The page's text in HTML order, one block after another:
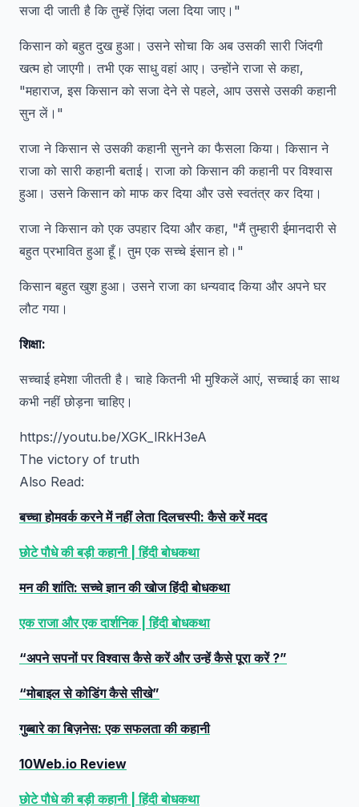
सजा दी जाती है कि तुम्हें ज़िंदा जला दिया जाए।"
किसान को बहुत दुख हुआ। उसने सोचा कि अब उसकी सारी जिंदगी
खत्म हो जाएगी। तभी एक साधु वहां आए। उन्होंने राजा से कहा,
"महाराज, इस किसान को सजा देने से पहले, आप उससे उसकी कहानी
सुन लें।"
राजा ने किसान से उसकी कहानी सुनने का फैसला किया। किसान ने
राजा को सारी कहानी बताई। राजा को किसान की कहानी पर विश्वास
हुआ। उसने किसान को माफ कर दिया और उसे स्वतंत्र कर दिया।
राजा ने किसान को एक उपहार दिया और कहा, "मैं तुम्हारी ईमानदारी से
बहुत प्रभावित हुआ हूँ। तुम एक सच्चे इंसान हो।"
किसान बहुत खुश हुआ। उसने राजा का धन्यवाद किया और अपने घर
लौट गया।
शिक्षा:
सच्चाई हमेशा जीतती है। चाहे कितनी भी मुश्किलें आएं, सच्चाई का साथ
कभी नहीं छोड़ना चाहिए।
https://youtu.be/XGK_lRkH3eA
The victory of truth
Also Read:
बच्चा होमवर्क करने में नहीं लेता दिलचस्पी: कैसे करें मदद
छोटे पौधे की बड़ी कहानी | हिंदी बोधकथा
मन की शांति: सच्चे ज्ञान की खोज हिंदी बोधकथा
एक राजा और एक दार्शनिक | हिंदी बोधकथा
“अपने सपनों पर विश्वास कैसे करें और उन्हें कैसे पूरा करें ?”
“मोबाइल से कोडिंग कैसे सीखे”
गुब्बारे का बिज़नेस: एक सफलता की कहानी
10Web.io Review
छोटे पौधे की बड़ी कहानी | हिंदी बोधकथा